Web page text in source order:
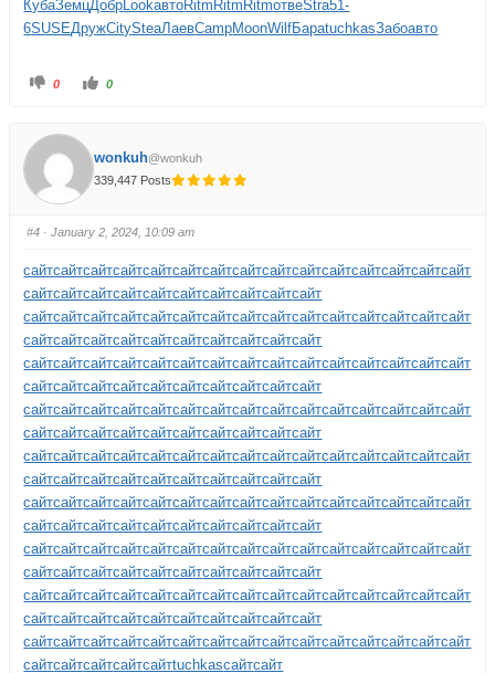
КубаЗемцДобрLookавтоRitm Ritm RitmотвеStra51-
6SUSEДружCitySteaЛаевCampMoonWilfБараtuchkasЗабоавто
0 0
wonkuh@wonkuh
339,447 Posts
#4 · January 2, 2024, 10:09 am
сайтсайтсайтсайтсайтсайтсайтсайтсайтсайтсайтсайтсайтсайтсайт
сайтсайтсайтсайтсайтсайтсайтсайтсайтсайт
сайтсайтсайтсайтсайтсайтсайтсайтсайтсайтсайтсайтсайтсайтсайт
сайтсайтсайтсайтсайтсайтсайтсайтсайтсайт
сайтсайтсайтсайтсайтсайтсайтсайтсайтсайтсайтсайтсайтсайтсайт
сайтсайтсайтсайтсайтсайтсайтсайтсайтсайт
сайтсайтсайтсайтсайтсайтсайтсайтсайтсайтсайтсайтсайтсайтсайт
сайтсайтсайтсайтсайтсайтсайтсайтсайтсайт
сайтсайтсайтсайтсайтсайтсайтсайтсайтсайтсайтсайтсайтсайтсайт
сайтсайтсайтсайтсайтсайтсайтсайтсайтсайт
сайтсайтсайтсайтсайтсайтсайтсайтсайтсайтсайтсайтсайтсайтсайт
сайтсайтсайтсайтсайтсайтсайтсайтсайтсайт
сайтсайтсайтсайтсайтсайтсайтсайтсайтсайтсайтсайтсайтсайтсайт
сайтсайтсайтсайтсайтсайтсайтсайтсайтсайт
сайтсайтсайтсайтсайтсайтсайтсайтсайтсайтсайтсайтсайтсайтсайт
сайтсайтсайтсайтсайтсайтсайтсайтсайтсайт
сайтсайтсайтсайтсайтсайтсайтсайтсайтсайтсайтсайтсайтсайтсайт
сайтсайтсайтсайтсайтtuchkasсайтсайт